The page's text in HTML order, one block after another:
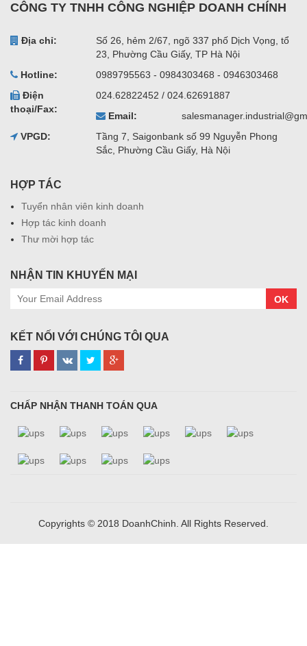
CÔNG TY TNHH CÔNG NGHIỆP DOANH CHÍNH
Địa chỉ:
Số 26, hẻm 2/67, ngõ 337 phố Dịch Vọng, tổ
23, Phường Cầu Giấy, TP Hà Nội
Hotline:
0989795563 - 0984303468 - 0946303468
Điện
thoại/Fax:
024.62822452 / 024.62691887
Email:
VPGD:
Tầng 7, Saigonbank số 99 Nguyễn Phong
Sắc, Phường Cầu Giấy, Hà Nội
HỢP TÁC
Tuyển nhân viên kinh doanh
Hợp tác kinh doanh
Thư mời hợp tác
NHẬN TIN KHUYẾN MẠI
OK
KẾT NỐI VỚI CHÚNG TÔI QUA
CHẤP NHẬN THANH TOÁN QUA
Copyrights © 2018 DoanhChinh. All Rights Reserved.